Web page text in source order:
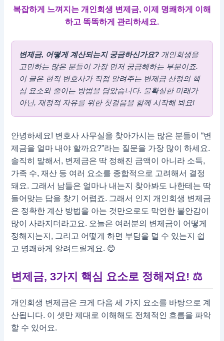
복잡하게 느껴지는 개인회생 변제금, 이제 명쾌하게 이해
하고 똑똑하게 관리하세요.
변제금, 어떻게 계산되는지 궁금하신가요? 개인회생을
고민하는 많은 분들이 가장 먼저 궁금해하는 부분이죠.
이 글은 현직 변호사가 직접 알려주는 변제금 산정의 핵
심 요소와 줄이는 방법을 담았습니다. 불확실한 미래가
아닌, 재정적 자유를 위한 첫걸음을 함께 시작해 봐요!
안녕하세요! 변호사 사무실을 찾아가시는 많은 분들이 “변
제금을 얼마 내야 할까요?”라는 질문을 가장 많이 하세요.
솔직히 말해서, 변제금은 딱 정해진 금액이 아니라 소득,
가족 수, 재산 등 여러 요소를 종합적으로 고려해서 결정
돼요. 그래서 남들은 얼마나 내는지 찾아봐도 나한테는 딱
들어맞는 답을 찾기 어렵죠. 그래서 인지 개인회생 변제금
은 정확한 계산 방법을 아는 것만으로도 막연한 불안감이
많이 사라지더라고요. 오늘은 여러분의 변제금이 어떻게
정해지는지, 그리고 어떻게 하면 부담을 덜 수 있는지 쉽
고 명쾌하게 알려드릴게요. 😊
변제금, 3가지 핵심 요소로 정해져요! ⚖
개인회생 변제금은 크게 다음 세 가지 요소를 바탕으로 계
산됩니다. 이 셋만 제대로 이해해도 전체적인 흐름을 파악
할 수 있어요.